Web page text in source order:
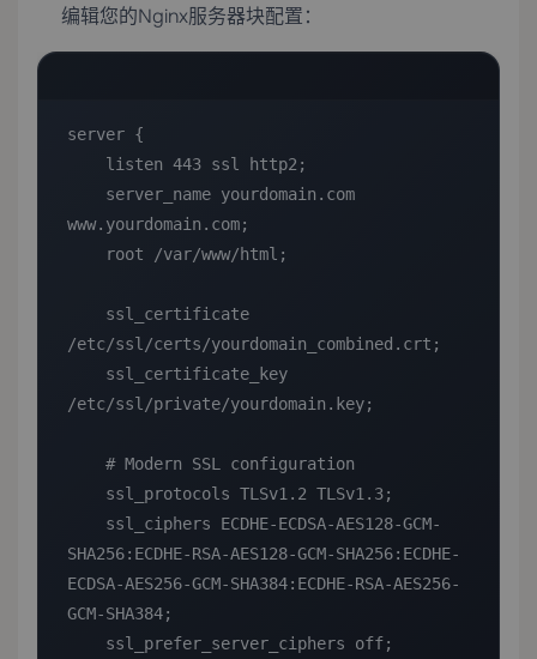
编辑您的Nginx服务器块配置：
server {
www.yourdomain.com;
/etc/ssl/certs/yourdomain_combined.crt;
/etc/ssl/private/yourdomain.key;
SHA256:ECDHE-RSA-AES128-GCM-SHA256:ECDHE-
ECDSA-AES256-GCM-SHA384:ECDHE-RSA-AES256-
GCM-SHA384;